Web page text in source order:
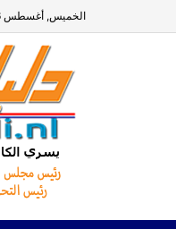
الخميس, أغسطس 6 2026